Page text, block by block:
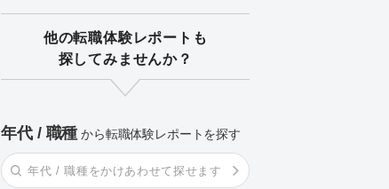
他の転職体験レポートも
探してみませんか？
年代 / 職種 から転職体験レポートを探す
年代 / 職種をかけあわせて探せます